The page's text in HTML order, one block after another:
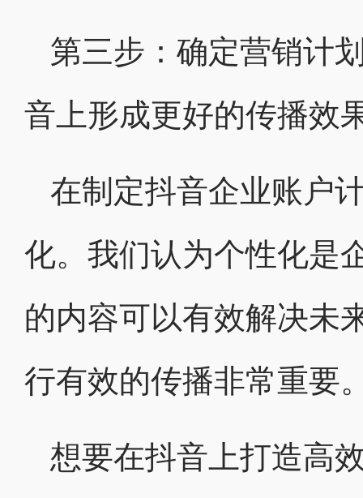
第三步：确定营销计
音上形成更好的传播效
在制定抖音企业账户
化。我们认为个性化是
的内容可以有效解决未
行有效的传播非常重要
想要在抖音上打造高